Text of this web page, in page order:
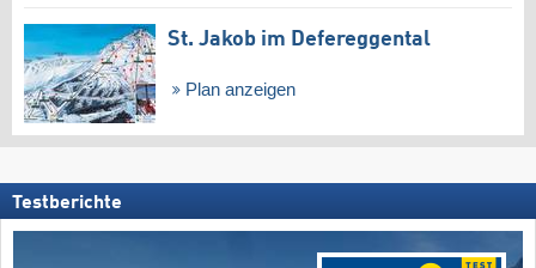
St. Jakob im Defereggental
Plan anzeigen
Testberichte